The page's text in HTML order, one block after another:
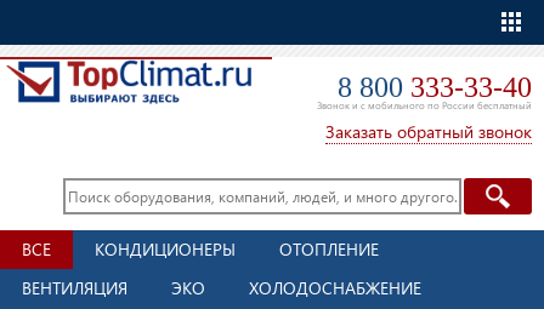
8 800 333-33-40
Звонок и с мобильного по России бесплатный
Заказать обратный звонок
ВСЕ КОНДИЦИОНЕРЫ
ОТОПЛЕНИЕ
ВЕНТИЛЯЦИЯ
ЭКО
ХОЛОДОСНАБЖЕНИЕ